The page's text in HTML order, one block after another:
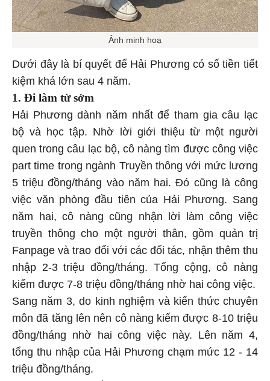
Ảnh minh hoạ
Dưới đây là bí quyết để Hải Phương có số tiền tiết
kiệm khá lớn sau 4 năm.
1. Đi làm từ sớm
Hải Phương dành năm nhất để tham gia câu lạc
bộ và học tập. Nhờ lời giới thiệu từ một người
quen trong câu lạc bộ, cô nàng tìm được công việc
part time trong ngành Truyền thông với mức lương
5 triệu đồng/tháng vào năm hai. Đó cũng là công
việc văn phòng đầu tiên của Hải Phương. Sang
năm hai, cô nàng cũng nhận lời làm công việc
truyền thông cho một người thân, gồm quản trị
Fanpage và trao đổi với các đối tác, nhận thêm thu
nhập 2-3 triệu đồng/tháng. Tổng cộng, cô nàng
kiếm được 7-8 triệu đồng/tháng nhờ hai công việc.
Sang năm 3, do kinh nghiệm và kiến thức chuyên
môn đã tăng lên nên cô nàng kiếm được 8-10 triệu
đồng/tháng nhờ hai công việc này. Lên năm 4,
tổng thu nhập của Hải Phương chạm mức 12 - 14
triệu đồng/tháng.